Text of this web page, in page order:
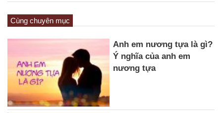
Cùng chuyên mục
Anh em nương tựa là gì?
Ý nghĩa của anh em
nương tựa